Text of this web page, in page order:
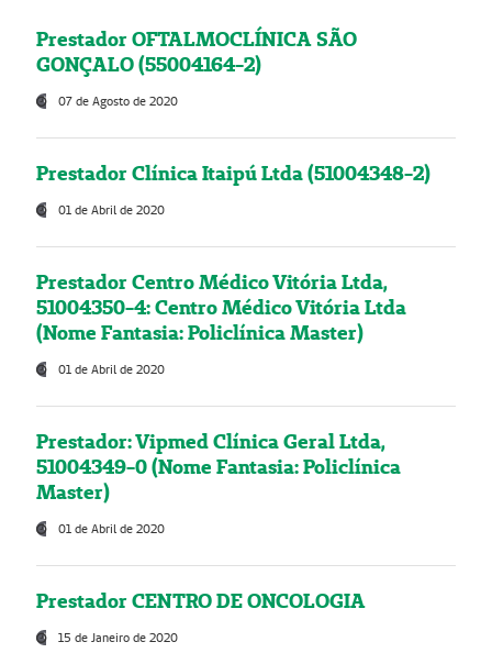
Prestador OFTALMOCLÍNICA SÃO
GONÇALO (55004164-2)
07 de Agosto de 2020
Prestador Clínica Itaipú Ltda (51004348-2)
01 de Abril de 2020
Prestador Centro Médico Vitória Ltda,
51004350-4: Centro Médico Vitória Ltda
(Nome Fantasia: Policlínica Master)
01 de Abril de 2020
Prestador: Vipmed Clínica Geral Ltda,
51004349-0 (Nome Fantasia: Policlínica
Master)
01 de Abril de 2020
Prestador CENTRO DE ONCOLOGIA
15 de Janeiro de 2020